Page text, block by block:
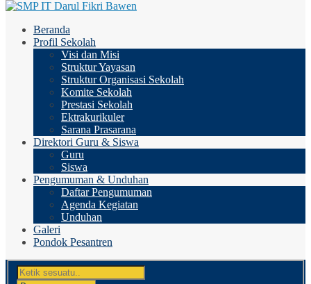
Beranda
Profil Sekolah
Visi dan Misi
Struktur Yayasan
Struktur Organisasi Sekolah
Komite Sekolah
Prestasi Sekolah
Ektrakurikuler
Sarana Prasarana
Direktori Guru & Siswa
Guru
Siswa
Pengumuman & Unduhan
Daftar Pengumuman
Agenda Kegiatan
Unduhan
Galeri
Pondok Pesantren